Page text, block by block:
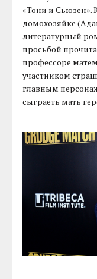
«Тони и Сьюзен».
домохозяйке
литературный
просьбой
профессоре
участником
главным
сыграеть мать